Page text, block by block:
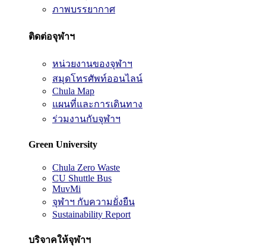
ภาพบรรยากาศ
ติดต่อจุฬาฯ
หน่วยงานของจุฬาฯ
สมุดโทรศัพท์ออนไลน์
Chula Map
แผนที่และการเดินทาง
ร่วมงานกับจุฬาฯ
Green University
Chula Zero Waste
CU Shuttle Bus
MuvMi
จุฬาฯ กับความยั่งยืน
Sustainability Report
บริจาคให้จุฬาฯ